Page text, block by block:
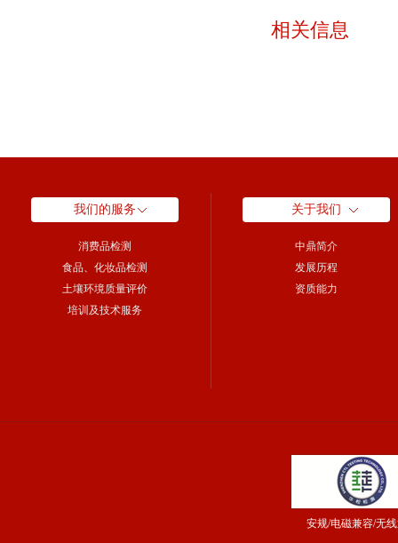
相关信息
我们的服务
消费品检测
食品、化妆品检测
土壤环境质量评价
培训及技术服务
关于我们
中鼎简介
发展历程
资质能力
安规/电磁兼容/无